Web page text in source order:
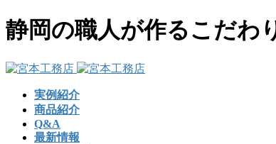
コ
ン
ン
ナ
ビ
ー
静岡の職人が作るこだわ
実例紹介
商品紹介
Q&A
最新情報